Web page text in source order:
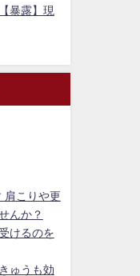
暴露】現
肩こりや更
んか？
けるのを
ゅうも効